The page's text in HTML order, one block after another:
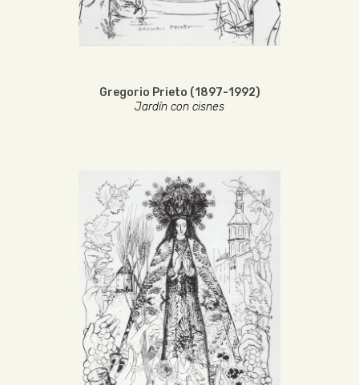
Gregorio Prieto (1897-1992)
Jardín con cisnes